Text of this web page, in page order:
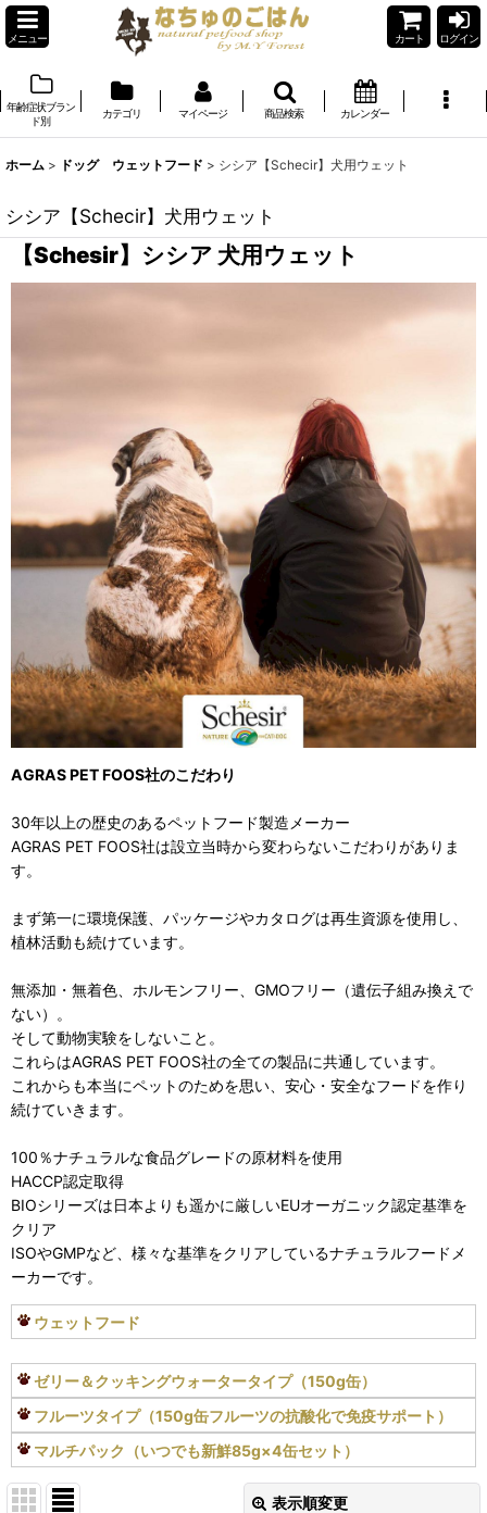
メニュー カート ログイン
年齢症状ブラン
ド別
カテゴリ マイページ 商品検索 カレンダー
ホーム > ドッグ ウェットフード > シシア【Schecir】犬用ウェット
シシア【Schecir】犬用ウェット
【Schesir】シシア 犬用ウェット
AGRAS PET FOOS社のこだわり
30年以上の歴史のあるペットフード製造メーカー
AGRAS PET FOOS社は設立当時から変わらないこだわりがありま
す。
まず第一に環境保護、パッケージやカタログは再生資源を使用し、
植林活動も続けています。
無添加・無着色、ホルモンフリー、GMOフリー（遺伝子組み換えで
ない）。
そして動物実験をしないこと。
これらはAGRAS PET FOOS社の全ての製品に共通しています。
これからも本当にペットのためを思い、安心・安全なフードを作り
続けていきます。
100％ナチュラルな食品グレードの原材料を使用
HACCP認定取得
BIOシリーズは日本よりも遥かに厳しいEUオーガニック認定基準を
クリア
ISOやGMPなど、様々な基準をクリアしているナチュラルフードメ
ーカーです。
ウェットフード
ゼリー＆クッキングウォータータイプ（150g缶）
フルーツタイプ（150g缶フルーツの抗酸化で免疫サポート）
マルチパック（いつでも新鮮85g×4缶セット）
表示順変更